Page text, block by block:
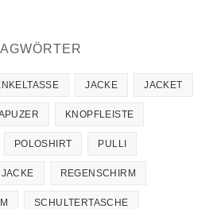
JACKE JACKET
KNOPFLEISTE
POLOSHIRT PULLI
REGENSCHIRM
SCHULTERTASCHE